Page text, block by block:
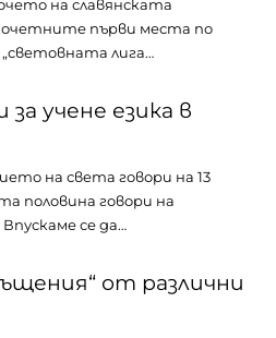
на славянската
първи места по
лига…
учене езика в
на света говори на 13
половина говори на
се да…
от различни